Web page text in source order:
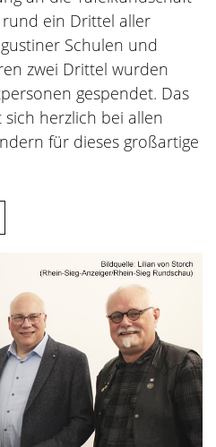
ein Drittel aller
Schulen und
zwei Drittel wurden
gespendet. Das
herzlich bei allen
für dieses großartige